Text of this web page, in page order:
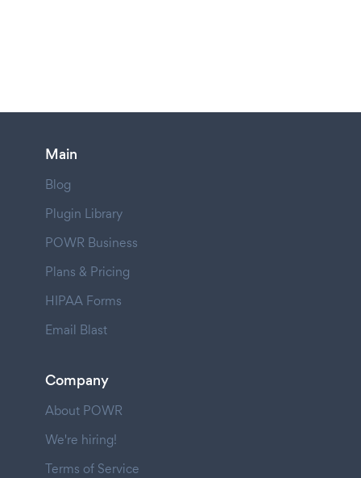
Main
Blog
Plugin Library
POWR Business
Plans & Pricing
HIPAA Forms
Email Blast
Company
About POWR
We're hiring!
Terms of Service